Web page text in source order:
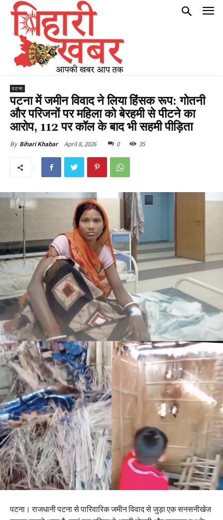
पटना
पटना में जमीन विवाद ने लिया हिंसक रूप: गोतनी
और परिजनों पर महिला को बेरहमी से पीटने का
आरोप, 112 पर कॉल के बाद भी सहमी पीड़िता
By Bihari Khabar April 8, 2026 0 35
पटना। राजधानी पटना से पारिवारिक जमीन विवाद से जुड़ा एक सनसनीखेज